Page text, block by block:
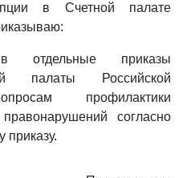
в Счетной палате
отдельные приказы
палаты Российской
профилактики
согласно
приказу.